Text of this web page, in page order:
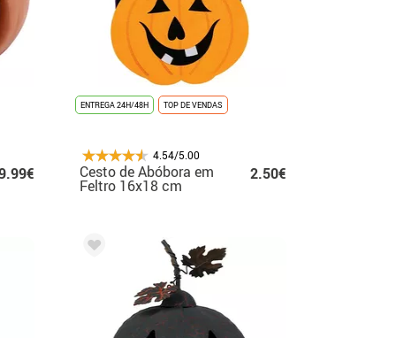
ENTREGA 24H/48H TOP DE VENDAS
4.54/5.00
Cesto de Abóbora em
Feltro 16x18 cm
2.50€